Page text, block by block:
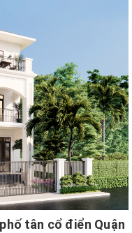
tân cổ điển Quận